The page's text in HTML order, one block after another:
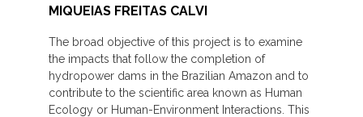
MIQUEIAS FREITAS CALVI
The broad objective of this project is to examine
the impacts that follow the completion of
hydropower dams in the Brazilian Amazon and to
contribute to the scientific area known as Human
Ecology or Human-Environment Interactions. This